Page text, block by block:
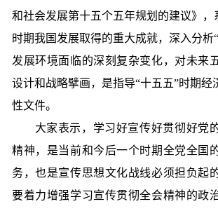
和社会发展第十五个五年规划的建议》，
时期我国发展取得的重大成就，深入分析
发展环境面临的深刻复杂变化，对未来
设计和战略擘画，是指导“十五五”时期经
性文件。
大家表示，学习好宣传好贯彻好党
精神，是当前和今后一个时期全党全国
务，也是宣传思想文化战线必须担负起
要着力增强学习宣传贯彻全会精神的政